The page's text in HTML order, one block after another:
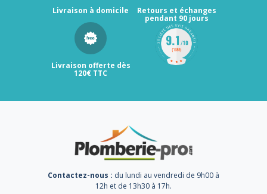
Livraison à domicile Retours et échanges
pendant 90 jours
Livraison offerte dès
120€ TTC
Contactez-nous : du lundi au vendredi de 9h00 à
12h et de 13h30 à 17h.